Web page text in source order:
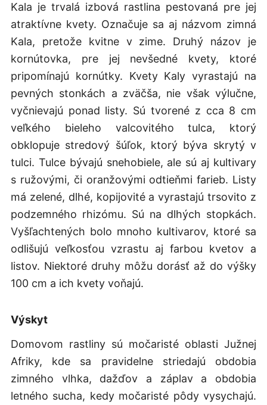
Kala je trvalá izbová rastlina pestovaná pre jej
atraktívne kvety. Označuje sa aj názvom zimná
Kala, pretože kvitne v zime. Druhý názov je
kornútovka, pre jej nevšedné kvety, ktoré
pripomínajú kornútky. Kvety Kaly vyrastajú na
pevných stonkách a zväčša, nie však výlučne,
vyčnievajú ponad listy. Sú tvorené z cca 8 cm
veľkého bieleho valcovitého tulca, ktorý
obklopuje stredový šúľok, ktorý býva skrytý v
tulci. Tulce bývajú snehobiele, ale sú aj kultivary
s ružovými, či oranžovými odtieňmi farieb. Listy
má zelené, dlhé, kopijovité a vyrastajú trsovito z
podzemného rhizómu. Sú na dlhých stopkách.
Vyšľachtených bolo mnoho kultivarov, ktoré sa
odlišujú veľkosťou vzrastu aj farbou kvetov a
listov. Niektoré druhy môžu dorásť až do výšky
100 cm a ich kvety voňajú.
Výskyt
Domovom rastliny sú močaristé oblasti Južnej
Afriky, kde sa pravidelne striedajú obdobia
zimného vlhka, dažďov a záplav a obdobia
letného sucha, kedy močaristé pôdy vysychajú.